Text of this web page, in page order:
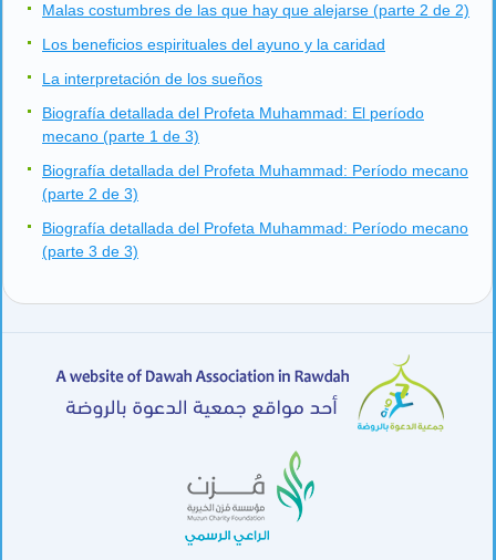
Malas costumbres de las que hay que alejarse (parte 2 de 2)
Los beneficios espirituales del ayuno y la caridad
La interpretación de los sueños
Biografía detallada del Profeta Muhammad: El período
mecano (parte 1 de 3)
Biografía detallada del Profeta Muhammad: Período mecano
(parte 2 de 3)
Biografía detallada del Profeta Muhammad: Período mecano
(parte 3 de 3)